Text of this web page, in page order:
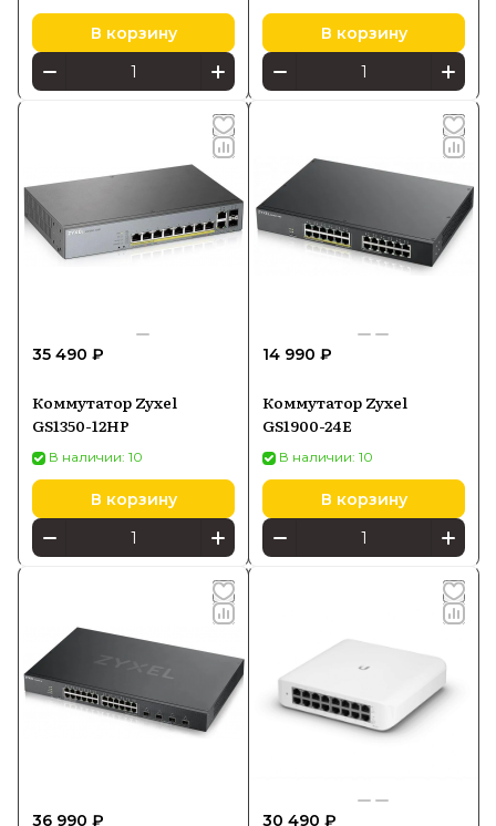
В корзину В корзину
35 490 ₽
Коммутатор Zyxel
GS1350-12HP
В наличии: 10
В корзину
14 990 ₽
Коммутатор Zyxel
GS1900-24E
В наличии: 10
В корзину
36 990 ₽ 30 490 ₽